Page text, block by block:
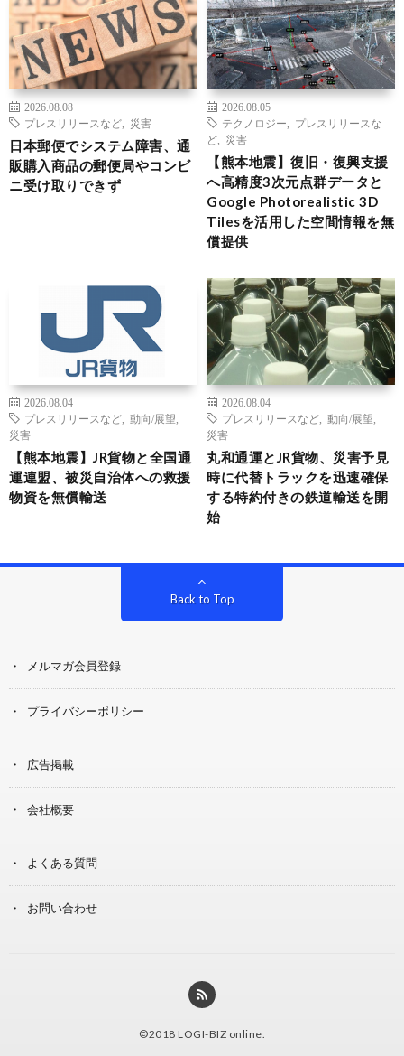
2026.08.08
プレスリリースなど
災害
日本郵便でシステム障害、通
販購入商品の郵便局やコンビ
ニ受け取りできず
2026.08.05
テクノロジー
プレスリリースな
ど
災害
【熊本地震】復旧・復興支援
へ高精度3次元点群データと
Google Photorealistic 3D
Tilesを活用した空間情報を無
償提供
2026.08.04
プレスリリースなど
動向/展望
災害
【熊本地震】JR貨物と全国通
運連盟、被災自治体への救援
物資を無償輸送
2026.08.04
プレスリリースなど
動向/展望
災害
丸和通運とJR貨物、災害予見
時に代替トラックを迅速確保
する特約付きの鉄道輸送を開
始
Back to Top
メルマガ会員登録
プライバシーポリシー
広告掲載
会社概要
よくある質問
お問い合わせ
©2018 LOGI-BIZ online